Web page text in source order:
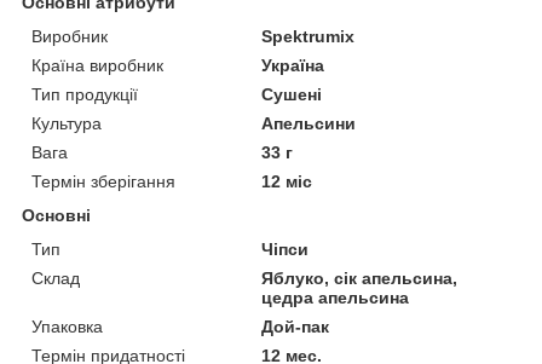
Виробник
Spektrumix
Країна виробник
Україна
Тип продукції
Сушені
Культура
Апельсини
Вага
33 г
Термін зберігання
12 міс
Основні
Тип
Чіпси
Склад
Яблуко, сік апельсина,
цедра апельсина
Упаковка
Дой-пак
Термін придатності
12 мес.